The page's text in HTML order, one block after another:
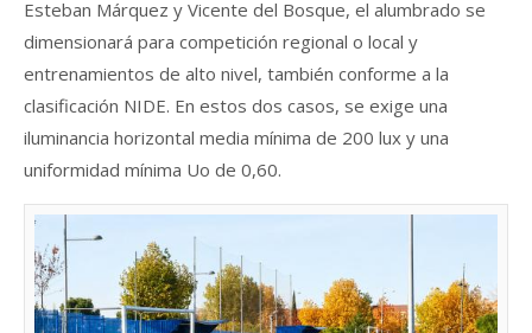
Esteban Márquez y Vicente del Bosque, el alumbrado se
dimensionará para competición regional o local y
entrenamientos de alto nivel, también conforme a la
clasificación NIDE. En estos dos casos, se exige una
iluminancia horizontal media mínima de 200 lux y una
uniformidad mínima Uo de 0,60.